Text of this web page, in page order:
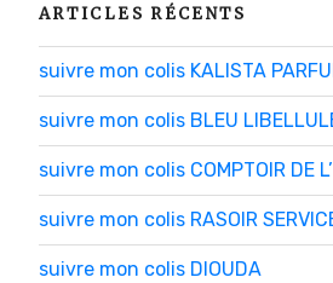
ARTICLES RÉCENTS
suivre mon colis KALISTA
suivre mon colis BLEU
suivre mon colis COMPTOIR DE
suivre mon colis RASOIR
suivre mon colis DIOUDA